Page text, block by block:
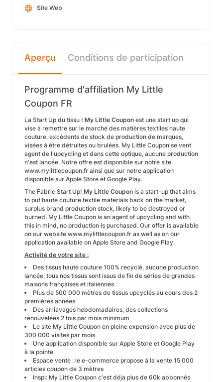
Site Web
Aperçu Conditions de participation
Programme d'affiliation My Little
Coupon FR
La Start Up du tissu ! My Little Coupon est une start up qui
vise à remettre sur le marché des matières textiles haute
couture, excédents de stock de production de marques,
visées à être détruites ou brulées. My Little Coupon se vent
agent de l'upcycling et dans cette optique, aucune production
n'est lancée. Notre offre est disponible sur notre site
www.mylittlecoupon.fr ainsi que sur notre application
disponible sur Apple Store et Google Play.
The Fabric Start Up! My Little Coupon is a start-up that aims
to put haute couture textile materials back on the market,
surplus brand production stock, likely to be destroyed or
burned. My Little Coupon is an agent of upcycling and with
this in mind, no production is purchased. Our offer is available
on our website www.mylittlecoupon.fr as well as on our
application available on Apple Store and Google Play.
Activité de votre site :
Des tissus haute couture 100% recyclé, aucune production
lancée, tous nos tissus sont issus de fin de séries de grandes
maisons françaises et italiennes
Plus de 500 000 mètres de tissus upcyclés au cours des 2
premières années
Des arriavages hebdomadaires, des collections
renouvelées 2 fois par mois minimum
Le site My Little Coupon en pleine expension avec plus de
300 000 visites par mois
Une application disponible sur Apple Store et Google Play
à la pointe
Espace vente : le e-commerce propose à la vente 15 000
articles coupon de 3 mètres
Inspi: My Little Coupon c'est déja plus de 60k abbonnés